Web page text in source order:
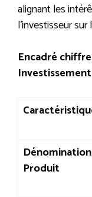
alignant les
l’investisseur
Encadré
Investissement
Dénomination
Produit